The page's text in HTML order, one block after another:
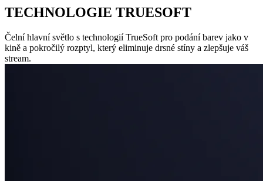
TECHNOLOGIE TRUESOFT
Čelní hlavní světlo s technologií TrueSoft pro podání barev jako v
kině a pokročilý rozptyl, který eliminuje drsné stíny a zlepšuje váš
stream.